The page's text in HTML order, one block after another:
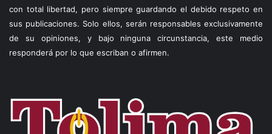
con total libertad, pero siempre guardando el debido respeto en
sus publicaciones. Solo ellos, serán responsables exclusivamente
de su opiniones, y bajo ninguna circunstancia, este medio
responderá por lo que escriban o afirmen.